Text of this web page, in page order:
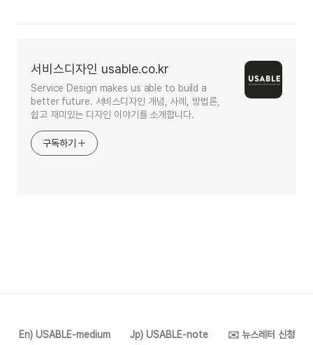
서비스디자인 usable.co.kr
Service Design makes us able to build a
better future. 서비스디자인 개념, 사례, 방법론,
쉽고 재미있는 디자인 이야기를 소개합니다.
구독하기
En) USABLE-medium Jp) USABLE-note ✉️ 뉴스레터 신청